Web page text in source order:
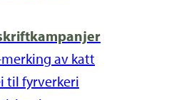
av katt
til fyrverkeri